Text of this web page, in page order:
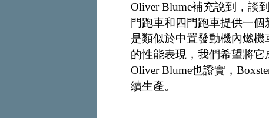
Oliver Blume補充說到，談
門跑車和四門跑車提供一個
是類似於中置發動機內燃
的性能表現，我們希望將它
Oliver Blume也證實，
續生產。